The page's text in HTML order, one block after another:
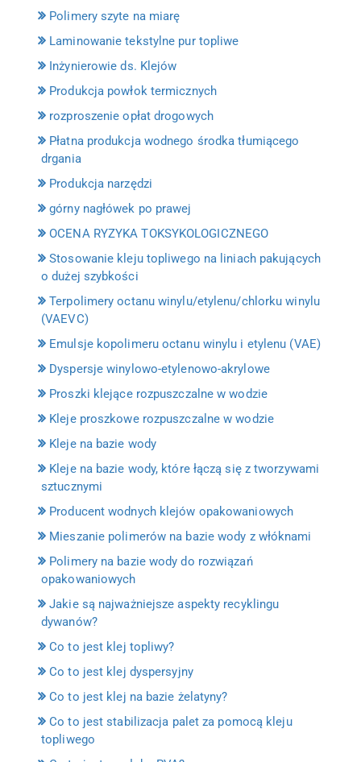
Polimery szyte na miarę
Laminowanie tekstylne pur topliwe
Inżynierowie ds. Klejów
Produkcja powłok termicznych
rozproszenie opłat drogowych
Płatna produkcja wodnego środka tłumiącego
drgania
Produkcja narzędzi
górny nagłówek po prawej
OCENA RYZYKA TOKSYKOLOGICZNEGO
Stosowanie kleju topliwego na liniach pakujących
o dużej szybkości
Terpolimery octanu winylu/etylenu/chlorku winylu
(VAEVC)
Emulsje kopolimeru octanu winylu i etylenu (VAE)
Dyspersje winylowo-etylenowo-akrylowe
Proszki klejące rozpuszczalne w wodzie
Kleje proszkowe rozpuszczalne w wodzie
Kleje na bazie wody
Kleje na bazie wody, które łączą się z tworzywami
sztucznymi
Producent wodnych klejów opakowaniowych
Mieszanie polimerów na bazie wody z włóknami
Polimery na bazie wody do rozwiązań
opakowaniowych
Jakie są najważniejsze aspekty recyklingu
dywanów?
Co to jest klej topliwy?
Co to jest klej dyspersyjny
Co to jest klej na bazie żelatyny?
Co to jest stabilizacja palet za pomocą kleju
topliwego